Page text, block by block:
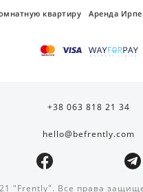
квартиру Аренда
+38 063 818 21 34
hello@befrently.com
"Frently". Все права